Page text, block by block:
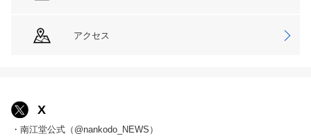
アクセス
X
・南江堂公式（@nankodo_NEWS）